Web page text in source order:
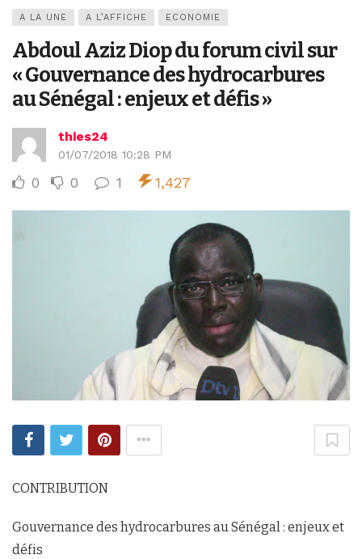
A LA UNE A L’AFFICHE ECONOMIE
Abdoul Aziz Diop du forum civil sur
« Gouvernance des hydrocarbures
au Sénégal : enjeux et défis »
thies24
01/07/2018 10:28 PM
0 0 1 1,427
CONTRIBUTION
Gouvernance des hydrocarbures au Sénégal : enjeux et
défis